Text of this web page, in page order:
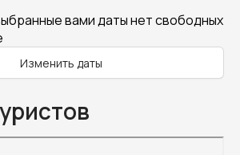
вами даты нет свободных
Изменить даты